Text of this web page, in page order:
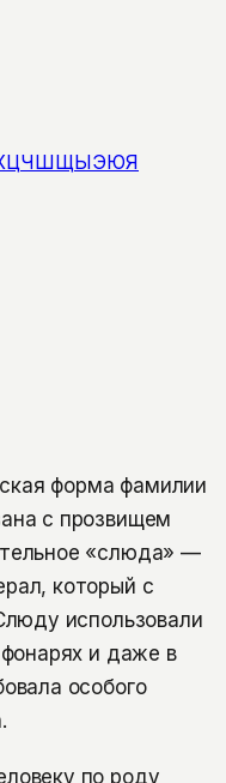
ЦЧШЩЫЭЮЯ
форма фамилии
с прозвищем
«слюда» —
который с
использовали
и даже в
особого
по роду